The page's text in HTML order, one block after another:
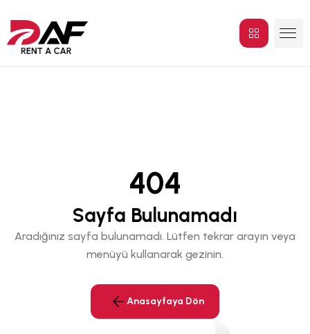
404
Sayfa Bulunamadı
Aradığınız sayfa bulunamadı. Lütfen tekrar arayın veya
menüyü kullanarak gezinin.
Anasayfaya Dön